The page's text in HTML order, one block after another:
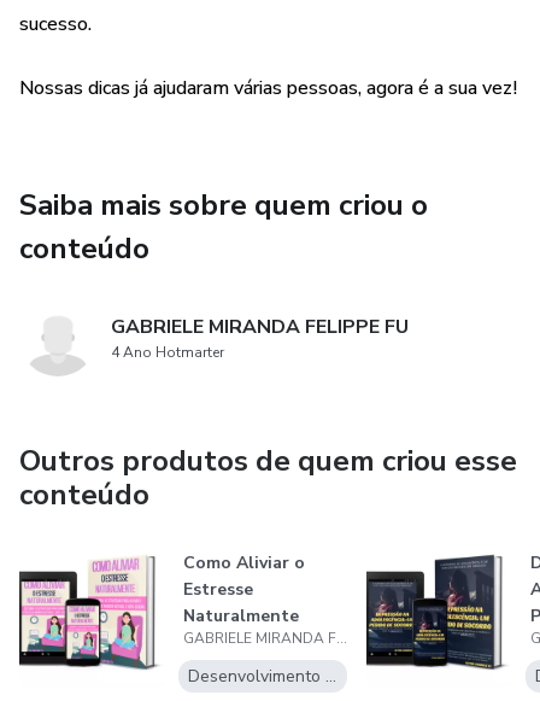
sucesso.
Nossas dicas já ajudaram várias pessoas, agora é a sua vez!
Saiba mais sobre quem criou o
conteúdo
GABRIELE MIRANDA FELIPPE FU
4 Ano Hotmarter
Outros produtos de quem criou esse
conteúdo
Como Aliviar o
Estresse
Naturalmente
GABRIELE MIRANDA FELIPPE FU
Desenvolvimento Pessoal